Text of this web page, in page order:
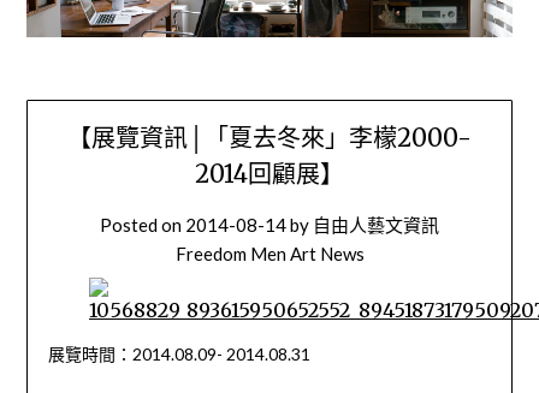
【展覽資訊│「夏去冬來」李檬2000-
2014回顧展】
Posted on 2014-08-14by 自由人藝文資訊
Freedom Men Art News
展覽時間：2014.08.09- 2014.08.31